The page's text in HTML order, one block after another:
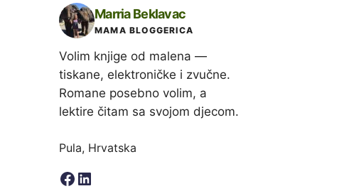
Marria Beklavac
MAMA BLOGGERICA
Volim knjige od malena —
tiskane, elektroničke i zvučne.
Romane posebno volim, a
lektire čitam sa svojom djecom.
Pula, Hrvatska
Facebook
LinkedIn